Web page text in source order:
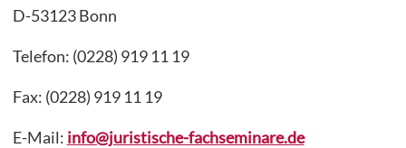
D-53123 Bonn
Telefon: (0228) 919 11 19
Fax: (0228) 919 11 19
E-Mail: info@juristische-fachseminare.de